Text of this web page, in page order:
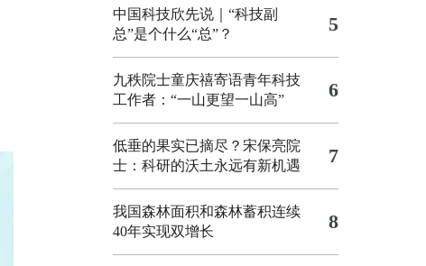
中国科技欣先说｜“科技副
总”是个什么“总”？
5
九秩院士童庆禧寄语青年科技
工作者：“一山更望一山高”
6
低垂的果实已摘尽？宋保亮院
士：科研的沃土永远有新机遇
7
我国森林面积和森林蓄积连续
40年实现双增长
8